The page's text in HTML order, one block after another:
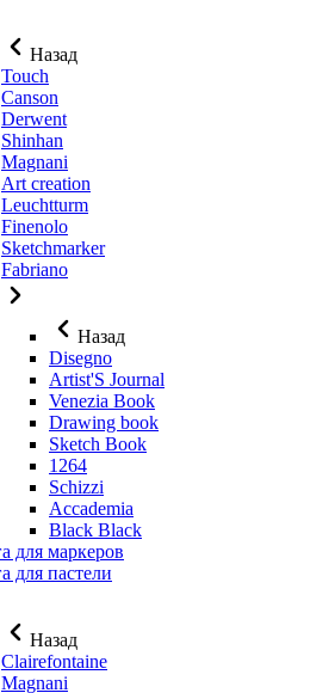
Назад
Touch
Canson
Derwent
Shinhan
Magnani
Art creation
Leuchtturm
Finenolo
Sketchmarker
Fabriano
Назад
Disegno
Artist'S Journal
Venezia Book
Drawing book
Sketch Book
1264
Schizzi
Accademia
Black Black
для маркеров
для пастели
Назад
Clairefontaine
Magnani